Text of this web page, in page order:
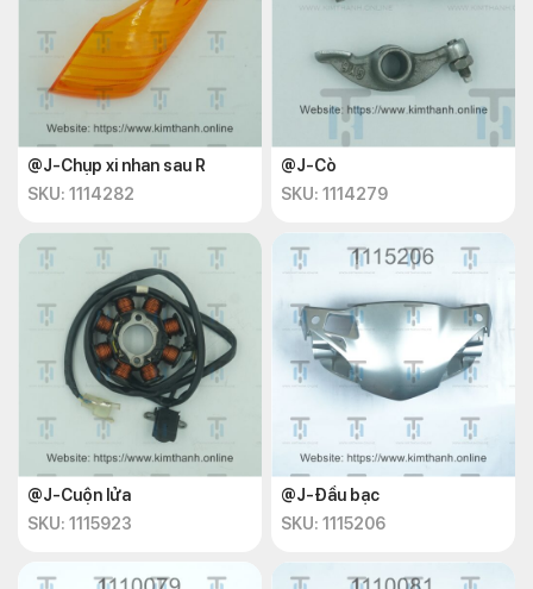
@J-Chụp xi nhan sau R
SKU: 1114282
@J-Cò
SKU: 1114279
@J-Cuộn lửa
SKU: 1115923
@J-Đầu bạc
SKU: 1115206